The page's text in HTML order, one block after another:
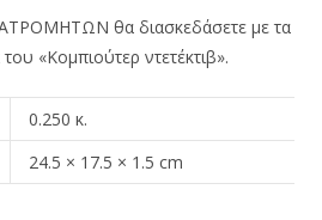
θα διασκεδάσετε με τα
«Κομπιούτερ ντετέκτιβ».
0.250 κ.
24.5 × 17.5 × 1.5 cm